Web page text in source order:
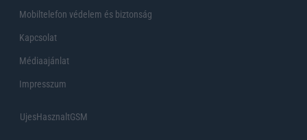
Mobiltelefon védelem és biztonság
Kapcsolat
Médiaajánlat
Impresszum
UjesHasznaltGSM